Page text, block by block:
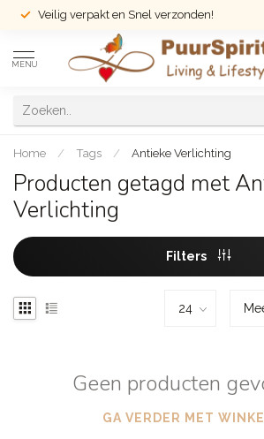
Veilig verpakt en Snel verzonden!
MENU
Home / Tags / Antieke Verlichting
Producten getagd met
Verlichting
Filters
Geen producten
GA VERDER MET